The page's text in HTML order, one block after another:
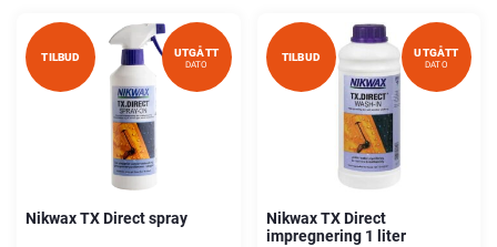
UTGÅTT
DATO
TILBUD
Nikwax TX Direct spray
UTGÅTT
DATO
TILBUD
Nikwax TX Direct
impregnering 1 liter